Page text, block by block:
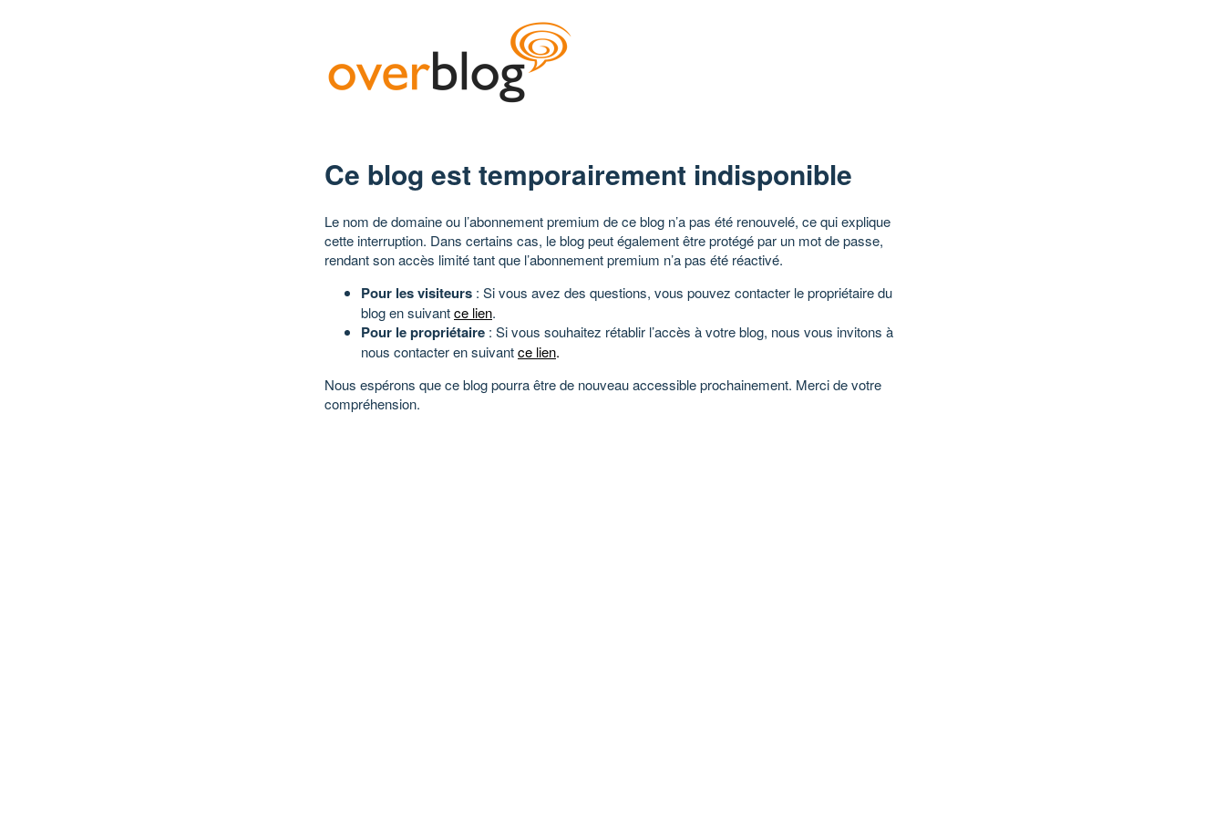
Ce blog est temporairement indisponible
Le nom de domaine ou l’abonnement premium de ce blog n’a pas été renouvelé, ce qui explique
cette interruption. Dans certains cas, le blog peut également être protégé par un mot de passe,
rendant son accès limité tant que l’abonnement premium n’a pas été réactivé.
Pour les visiteurs : Si vous avez des questions, vous pouvez contacter le propriétaire du
blog en suivantce lien.
Pour le propriétaire : Si vous souhaitez rétablir l’accès à votre blog, nous vous invitons à
nous contacter en suivantce lien.
Nous espérons que ce blog pourra être de nouveau accessible prochainement. Merci de votre
compréhension.